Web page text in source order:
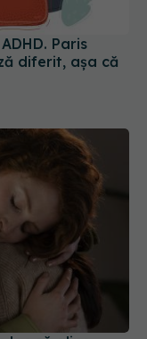
Paris
diferit, așa că